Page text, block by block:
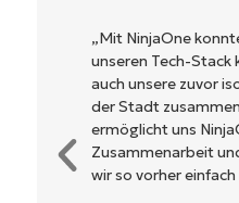
„NinjaOne
Unternehmen
Betreibern, mit
zusammenarbeiten,
Rentabilität. Das ist
Geschäft.“